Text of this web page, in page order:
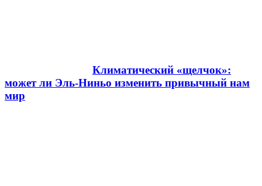
Климатический «щелчок»:
может ли Эль-Ниньо изменить привычный нам
мир